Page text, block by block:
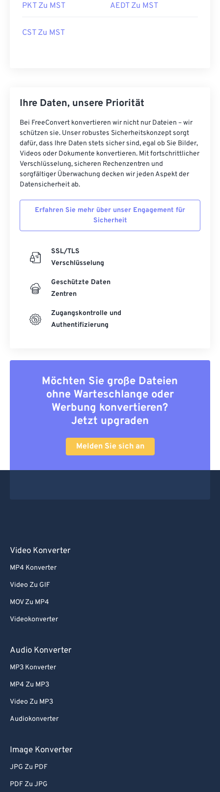
PKT Zu MST AEDT Zu MST
CST Zu MST
Ihre Daten, unsere Priorität
Bei FreeConvert konvertieren wir nicht nur Dateien – wir
schützen sie. Unser robustes Sicherheitskonzept sorgt
dafür, dass Ihre Daten stets sicher sind, egal ob Sie Bilder,
Videos oder Dokumente konvertieren. Mit fortschrittlicher
Verschlüsselung, sicheren Rechenzentren und
sorgfältiger Überwachung decken wir jeden Aspekt der
Datensicherheit ab.
Erfahren Sie mehr über unser Engagement für
Sicherheit
SSL/TLS
Verschlüsselung
Geschützte Daten
Zentren
Zugangskontrolle und
Authentifizierung
Möchten Sie große Dateien
ohne Warteschlange oder
Werbung konvertieren?
Jetzt upgraden
Melden Sie sich an
Video Konverter
MP4 Konverter
Video Zu GIF
MOV Zu MP4
Videokonverter
Audio Konverter
MP3 Konverter
MP4 Zu MP3
Video Zu MP3
Audiokonverter
Image Konverter
JPG Zu PDF
PDF Zu JPG